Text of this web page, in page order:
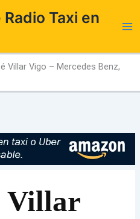
Taxi en
Villar Vigo – Mercedes Benz,
Villar